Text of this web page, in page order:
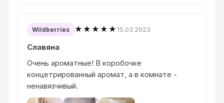
Wildberries ★★★★★15.03.2023
Славяна
Очень ароматные! В коробочке
концетрированный аромат, а в комнате -
ненавязчивый.